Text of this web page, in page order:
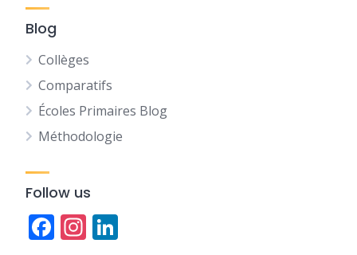
Blog
Collèges
Comparatifs
Écoles Primaires Blog
Méthodologie
Follow us
Facebook
Instagram